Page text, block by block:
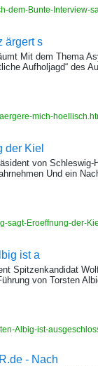
dem-Bunte-Interview-
ärgert s
Mit dem Thema
Aufholjagd“ des
mich-
der Kiel
von
Und ein
sagt-Eroeffnung-der-
ist a
Spitzenkandidat
von Torsten
Albig-ist-
- Nach